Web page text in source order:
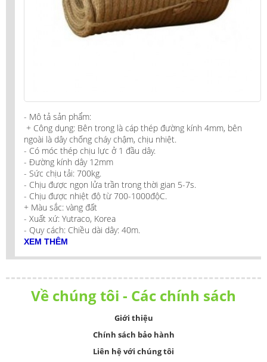
- Mô tả sản phẩm:
+ Công dụng: Bên trong là cáp thép đường kính 4mm, bên
ngoài là dây chống cháy chậm, chịu nhiệt.
- Có móc thép chịu lực ở 1 đầu dây.
- Đường kính dây 12mm
- Sức chịu tải: 700kg.
- Chịu được ngọn lửa trần trong thời gian 5-7s.
- Chịu được nhiệt độ từ 700-1000độC.
+ Màu sắc: vàng đất
- Xuất xứ: Yutraco, Korea
- Quy cách: Chiều dài dây: 40m.
XEM THÊM
Về chúng tôi - Các chính sách
Giới thiệu
Chính sách bảo hành
Liên hệ với chúng tôi